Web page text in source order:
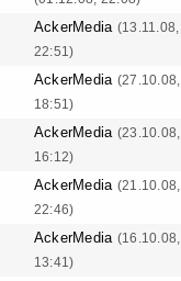
AckerMedia (13.11.08,
22:51)
AckerMedia (27.10.08,
18:51)
AckerMedia (23.10.08,
16:12)
AckerMedia (21.10.08,
22:46)
AckerMedia (16.10.08,
13:41)